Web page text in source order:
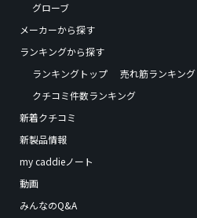
グローブ
メーカーから探す
ランキングから探す
ランキングトップ
売れ筋ランキング
クチコミ件数ランキング
新着クチコミ
新製品情報
my caddieノート
動画
みんなのQ&A